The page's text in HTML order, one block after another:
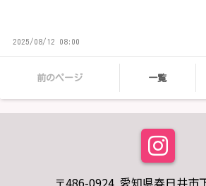
2025/08/12 08:00
前のページ 一覧